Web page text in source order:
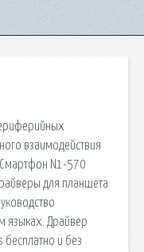
взаимодействия
Смартфон N1-570
для планшета
языках. Драйвер
бесплатно и без